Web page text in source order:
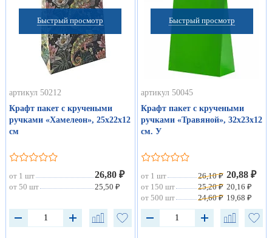
Быстрый просмотр
артикул 50212
Крафт пакет с кручеными
ручками «Хамелеон», 25х22х12
см
от 1 шт 26,80 ₽
от 50 шт 25,50 ₽
Быстрый просмотр
артикул 50045
Крафт пакет с кручеными
ручками «Травяной», 32х23х12
см. У
от 1 шт 26,10 ₽ 20,88 ₽
от 150 шт 25,20 ₽ 20,16 ₽
от 500 шт
24,60 ₽ 19,68 ₽